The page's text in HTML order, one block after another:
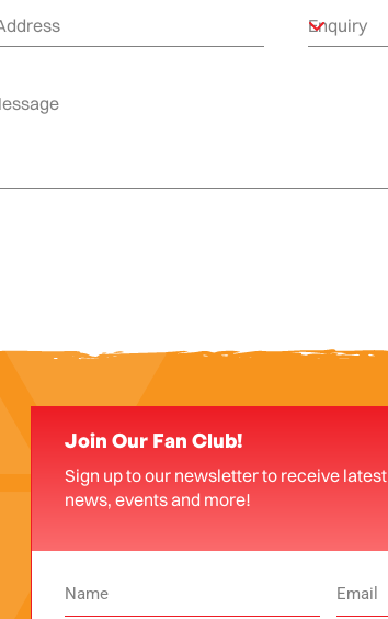
Join Our Fan Club!
Sign up to our newsletter to receive latest
news, events and more!